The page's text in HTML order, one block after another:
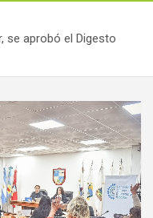
se aprobó el Digesto